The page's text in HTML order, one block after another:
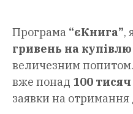
Програма “єКнига”,
гривень на
величезним попитом.
вже понад 100
заявки на отримання